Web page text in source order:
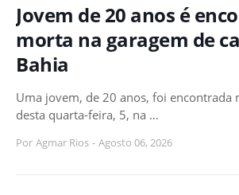
Jovem de 20 anos é
morta na garagem de
Bahia
Uma jovem, de 20 anos, foi encontrada
desta quarta-feira, 5, na …
Por Agmar Rios - Agosto 06, 2026